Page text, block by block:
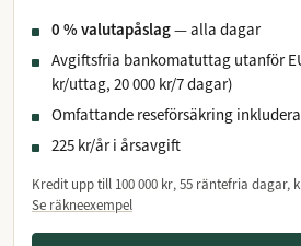
0 % valutapåslag— alla dagar
Avgiftsfria bankomatuttag utanför
kr/uttag, 20 000 kr/7 dagar)
Omfattande reseförsäkring
225 kr/år i årsavgift
Kredit upp till 100 000 kr, 55 räntefria dagar,
Se räkneexempel